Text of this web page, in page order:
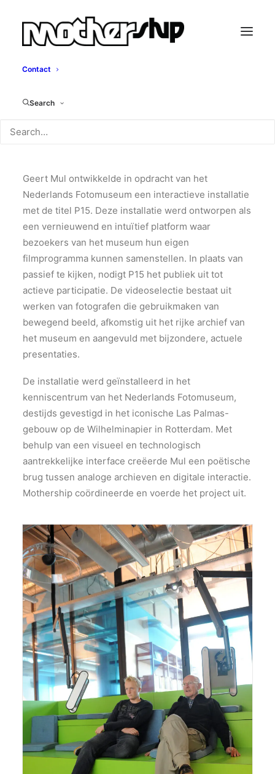
Contact
Search
P15
Geert Mul, 2008
Geert Mul ontwikkelde in opdracht van het
Nederlands Fotomuseum een interactieve installatie
met de titel P15. Deze installatie werd ontworpen als
een vernieuwend en intuïtief platform waar
bezoekers van het museum hun eigen
filmprogramma kunnen samenstellen. In plaats van
passief te kijken, nodigt P15 het publiek uit tot
actieve participatie. De videoselectie bestaat uit
werken van fotografen die gebruikmaken van
bewegend beeld, afkomstig uit het rijke archief van
het museum en aangevuld met bijzondere, actuele
presentaties.
De installatie werd geïnstalleerd in het
kenniscentrum van het Nederlands Fotomuseum,
destijds gevestigd in het iconische Las Palmas-
gebouw op de Wilhelminapier in Rotterdam. Met
behulp van een visueel en technologisch
aantrekkelijke interface creëerde Mul een poëtische
brug tussen analoge archieven en digitale interactie.
Mothership coördineerde en voerde het project uit.